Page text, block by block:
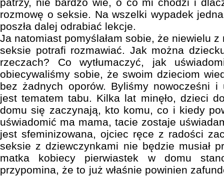
rozmowę o seksie. Na wszelki wypadek
poszła dalej odrabiać lekcje.
Ja natomiast pomyślałam sobie, że niewielu z
seksie potrafi rozmawiać. Jak można
rzeczach? Co wytłumaczyć, jak
obiecywaliśmy sobie, że swoim dzieciom
bez żadnych oporów. Byliśmy nowocześni
jest tematem tabu. Kilka lat minęło, dzieci
domu się zaczynają, kto komu, co i kiedy
uświadomić ma mama, tacie zostaje
jest sfeminizowana, ojciec ręce z radości
seksie z dziewczynkami nie będzie musiał
matka kobiecy pierwiastek w domu
przypomina, że to już właśnie powinien